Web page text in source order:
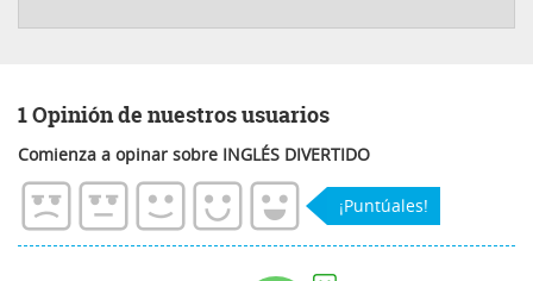
1 Opinión de nuestros usuarios
Comienza a opinar sobre INGLÉS DIVERTIDO
¡Puntúales!